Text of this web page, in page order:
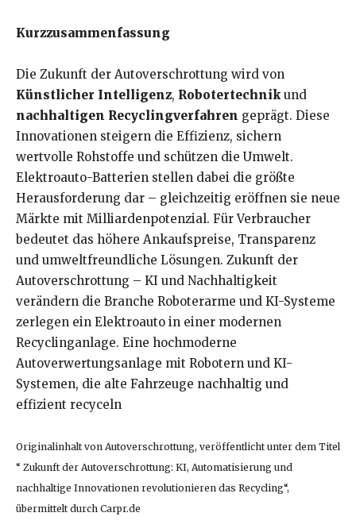
Kurzzusammenfassung
Die Zukunft der Autoverschrottung wird von
Künstlicher Intelligenz, Robotertechnik und
nachhaltigen Recyclingverfahren geprägt. Diese
Innovationen steigern die Effizienz, sichern
wertvolle Rohstoffe und schützen die Umwelt.
Elektroauto-Batterien stellen dabei die größte
Herausforderung dar – gleichzeitig eröffnen sie neue
Märkte mit Milliardenpotenzial. Für Verbraucher
bedeutet das höhere Ankaufspreise, Transparenz
und umweltfreundliche Lösungen. Zukunft der
Autoverschrottung – KI und Nachhaltigkeit
verändern die Branche Roboterarme und KI-Systeme
zerlegen ein Elektroauto in einer modernen
Recyclinganlage. Eine hochmoderne
Autoverwertungsanlage mit Robotern und KI-
Systemen, die alte Fahrzeuge nachhaltig und
effizient recyceln
Originalinhalt von Autoverschrottung, veröffentlicht unter dem Titel
“ Zukunft der Autoverschrottung: KI, Automatisierung und
nachhaltige Innovationen revolutionieren das Recycling“,
übermittelt durch Carpr.de